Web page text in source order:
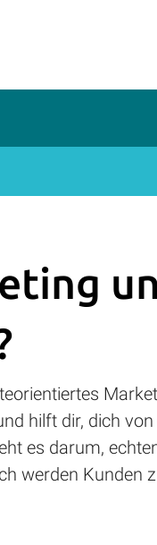
hilft dir, dich
es darum,
werden Kunden